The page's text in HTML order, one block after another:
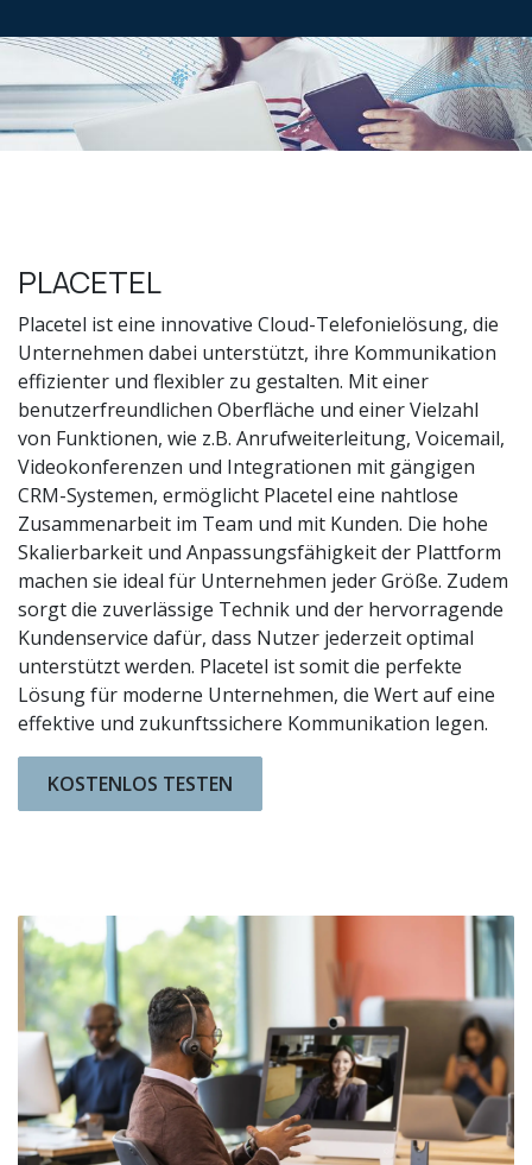
PLACETEL
Placetel ist eine innovative Cloud-Telefonielösung, die
Unternehmen dabei unterstützt, ihre Kommunikation
effizienter und flexibler zu gestalten. Mit einer
benutzerfreundlichen Oberfläche und einer Vielzahl
von Funktionen, wie z.B. Anrufweiterleitung, Voicemail,
Videokonferenzen und Integrationen mit gängigen
CRM-Systemen, ermöglicht Placetel eine nahtlose
Zusammenarbeit im Team und mit Kunden. Die hohe
Skalierbarkeit und Anpassungsfähigkeit der Plattform
machen sie ideal für Unternehmen jeder Größe. Zudem
sorgt die zuverlässige Technik und der hervorragende
Kundenservice dafür, dass Nutzer jederzeit optimal
unterstützt werden. Placetel ist somit die perfekte
Lösung für moderne Unternehmen, die Wert auf eine
effektive und zukunftssichere Kommunikation legen.
KOSTENLOS TESTEN